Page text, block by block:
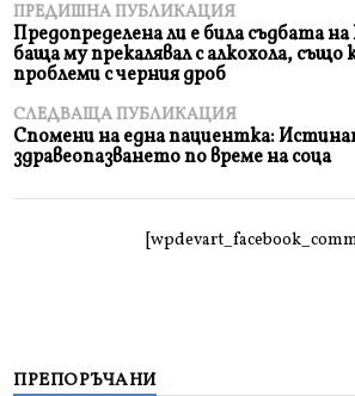
ПРЕДИШНА ПУБЛИКАЦИЯ
Предопределена ли е била съдбата
баща му прекалявал с алкохола, също
проблеми с черния дроб
СЛЕДВАЩА ПУБЛИКАЦИЯ
Спомени на една пациентка:
здравеопазването по време на соца
ПРЕПОРЪЧАНИ